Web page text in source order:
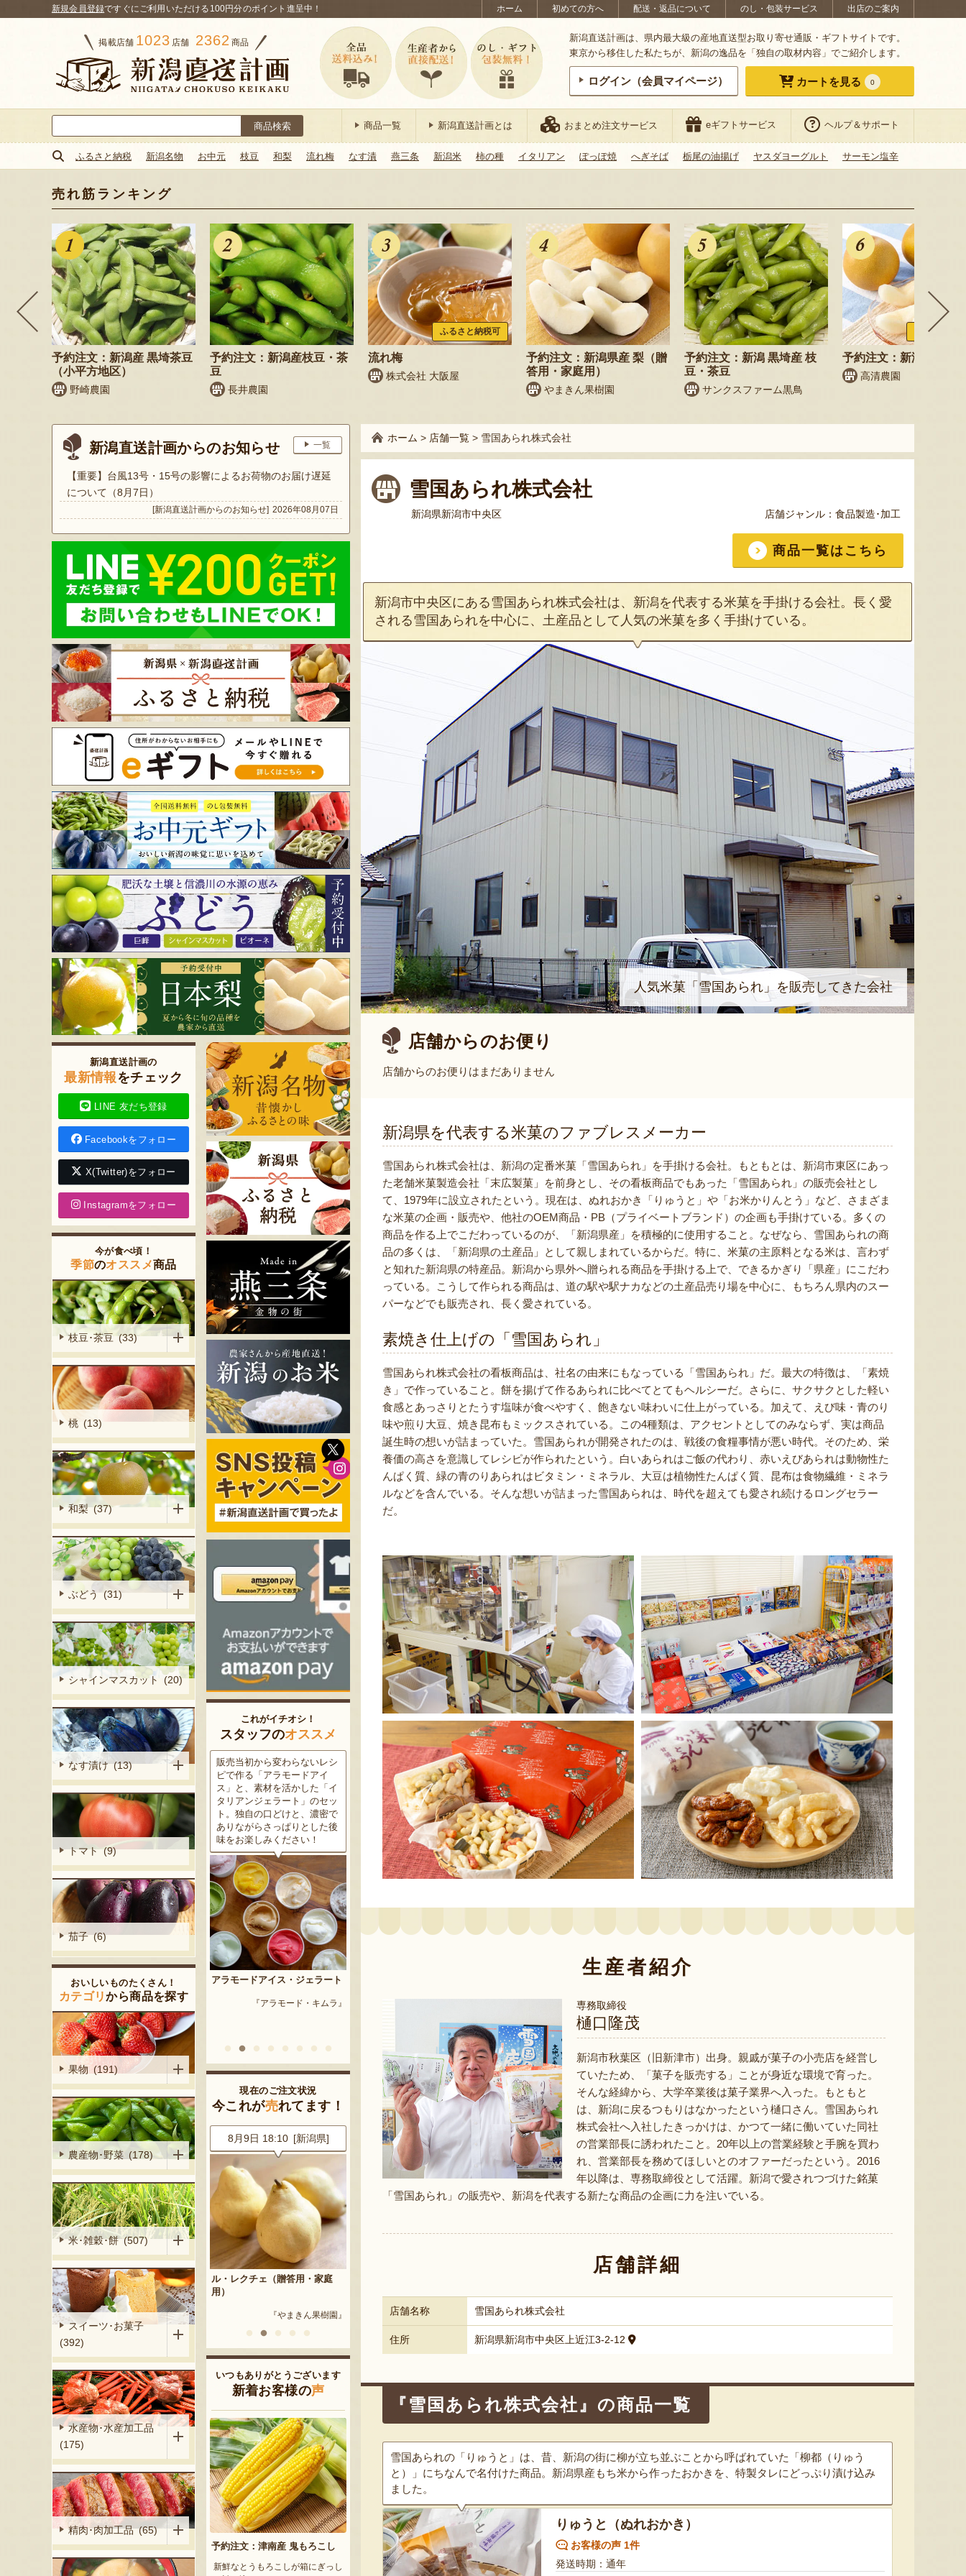
ホーム 初めての方へ 配送・返品について のし・包装サービス 出店のご案内
新規会員登録ですぐにご利用いただける100円分のポイント進呈中！
掲載店舗 1023 店舗 2362 商品
新潟直送計画は、県内最大級の産地直送型お取り寄せ通販・ギフトサイトです。
東京から移住した私たちが、新潟の逸品を「独自の取材内容」でご紹介します。
ログイン（会員マイページ） カートを見る 0
索:
商品一覧 新潟直送計画とは おまとめ注文サービス eギフトサービス ヘルプ＆サポート
ふるさと納税 新潟名物 お中元 枝豆 和梨 流れ梅 なす漬 燕三条 新潟米 柿の種 イタリアン ぽっぽ焼 へぎそば 栃尾の油揚げ ヤスダヨーグルト サーモン塩辛
売れ筋ランキング
予約注文：新潟産 黒埼茶豆
（小平方地区）
野崎農園
予約注文：新潟産枝豆・茶
豆
長井農園
ふるさと納税可
流れ梅
株式会社 大阪屋
予約注文：新潟県産 梨（贈
答用・家庭用）
やまきん果樹園
予約注文：新潟 黒埼産 枝
豆・茶豆
サンクスファーム黒鳥
ふるさと納
予約注文：新潟県産 梨
高清農園
新潟直送計画からのお知らせ 一覧
【重要】台風13号・15号の影響によるお荷物のお届け遅延
について（8月7日）
[新潟直送計画からのお知らせ] 2026年08月07日
ホーム > 店舗一覧 > 雪国あられ株式会社
雪国あられ株式会社
新潟県新潟市中央区 店舗ジャンル： 食品製造･加工
商品一覧はこちら
新潟市中央区にある雪国あられ株式会社は、新潟を代表する米菓を手掛ける会社。長く愛
される雪国あられを中心に、土産品として人気の米菓を多く手掛けている。
人気米菓「雪国あられ」を販売してきた会社
店舗からのお便り
店舗からのお便りはまだありません
新潟県を代表する米菓のファブレスメーカー
雪国あられ株式会社は、新潟の定番米菓「雪国あられ」を手掛ける会社。もともとは、新潟市東区にあっ
た老舗米菓製造会社「末広製菓」を前身とし、その看板商品でもあった「雪国あられ」の販売会社とし
て、1979年に設立されたという。現在は、ぬれおかき「りゅうと」や「お米かりんとう」など、さまざま
な米菓の企画・販売や、他社のOEM商品・PB（プライベートブランド）の企画も手掛けている。多くの
商品を作る上でこだわっているのが、「新潟県産」を積極的に使用すること。なぜなら、雪国あられの商
品の多くは、「新潟県の土産品」として親しまれているからだ。特に、米菓の主原料となる米は、言わず
と知れた新潟県の特産品。新潟から県外へ贈られる商品を手掛ける上で、できるかぎり「県産」にこだわ
っている。こうして作られる商品は、道の駅や駅ナカなどの土産品売り場を中心に、もちろん県内のスー
パーなどでも販売され、長く愛されている。
素焼き仕上げの「雪国あられ」
雪国あられ株式会社の看板商品は、社名の由来にもなっている「雪国あられ」だ。最大の特徴は、「素焼
き」で作っていること。餅を揚げて作るあられに比べてとてもヘルシーだ。さらに、サクサクとした軽い
食感とあっさりとたうす塩味が食べやすく、飽きない味わいに仕上がっている。加えて、えび味・青のり
味や煎り大豆、焼き昆布もミックスされている。この4種類は、アクセントとしてのみならず、実は商品
誕生時の想いが詰まっていた。雪国あられが開発されたのは、戦後の食糧事情が悪い時代。そのため、栄
養価の高さを意識してレシピが作られたという。白いあられはご飯の代わり、赤いえびあられは動物性た
んぱく質、緑の青のりあられはビタミン・ミネラル、大豆は植物性たんぱく質、昆布は食物繊維・ミネラ
ルなどを含んでいる。そんな想いが詰まった雪国あられは、時代を超えても愛され続けるロングセラー
だ。
生産者紹介
専務取締役
樋口隆茂
新潟市秋葉区（旧新津市）出身。親戚が菓子の小売店を経営し
ていたため、「菓子を販売する」ことが身近な環境で育った。
そんな経緯から、大学卒業後は菓子業界へ入った。もともと
は、新潟に戻るつもりはなかったという樋口さん。雪国あられ
株式会社へ入社したきっかけは、かつて一緒に働いていた同社
の営業部長に誘われたこと。20年以上の営業経験と手腕を買わ
れ、営業部長を務めてほしいとのオファーだったという。2016
年以降は、専務取締役として活躍。新潟で愛されつづけた銘菓
「雪国あられ」の販売や、新潟を代表する新たな商品の企画に力を注いでいる。
店舗詳細
店舗名称 雪国あられ株式会社
住所 新潟県新潟市中央区上近江3-2-12
『雪国あられ株式会社』の商品一覧
雪国あられの「りゅうと」は、昔、新潟の街に柳が立ち並ぶことから呼ばれていた「柳都（りゅう
と）」にちなんで名付けた商品。新潟県産もち米から作ったおかきを、特製タレにどっぷり漬け込み
ました。
りゅうと（ぬれおかき）
お客様の声 1件
発送時期：通年
新潟直送計画の
最新情報をチェック
LINE 友だち登録
Facebookをフォロー
X(Twitter)をフォロー
Instagramをフォロー
今が食べ頃！
季節のオススメ商品
枝豆･茶豆 (33)
桃 (13)
和梨 (37)
ぶどう (31)
シャインマスカット (20)
なす漬け (13)
トマト (9)
茄子 (6)
おいしいものたくさん！
カテゴリから商品を探す
果物 (191)
農産物･野菜 (178)
米･雑穀･餅 (507)
スイーツ･お菓子
(392)
水産物･水産加工品
(175)
精肉･肉加工品 (65)
これがイチオシ！
スタッフのオススメ
販売当初から変わらないレシ
ピで作る「アラモードアイ
ス」と、素材を活かした「イ
タリアンジェラート」のセッ
ト。独自の口どけと、濃密で
ありながらさっぱりとした後
味をお楽しみください！
アラモードアイス・ジェラート
『アラモード・キムラ』
この道50年の大ベテラン農家
が育てた美味しい新潟枝豆・
茶豆！手塩にかけて育てた枝
豆の甘味と深い香り、コクの
ある旨味を是非一度お試し下
さい。お中元にもオススメ！
予約注文：新潟産 枝豆・茶豆
新潟の夏と言えば大阪屋の流
れ梅！国産の梅果汁とくずき
り風のゼリーの相性が抜群。
爽やかな甘みとツルッとした
食感は一度食べたらクセにな
るはず！お中元にも喜ばれる
こと間違い無し！
魚沼市だけで作られている
「深雪なす」を使ったなす漬
け。しっかりとした塩味が好
評で、地元の直売所で大人気
の商品です。夏はもちろん、
甘みがのった秋なすは特に絶
品。新米との相性も抜群で
す！
のなす漬け 深雪なす
『農房 丸蔦食品』
太田農園が手塩にかけて育て
たアールスメロン！イギリス
生まれの原種メロンの血をひ
く、「メロンの王様」とも呼
ばれる高級メロンを農園より
直送！お盆などの贈答用にも
おすすめです。
予約注文：新潟産 アールスメロ
新潟市江南区で育てられた和
梨。有機質肥料と、すべての
実に袋をかける丁寧な手仕事
によって、濃厚な甘みと美し
い姿を持つ梨が生み出されま
す。「愛甘水」や「王秋」な
ど、旬の品種をお届けしま
す。
現在のご注文状況
今これが売れてます！
きん果樹園』
8月9日 18:10 [新潟県]
ル・レクチェ（贈答用・家庭
用）
『やまきん果樹園』
8月9日 17:55 [千葉県]
新潟産 黒埼茶豆（小平方地区）
8月9日 17:55 [新潟県] 8月9日 17:50 [新潟県] 8月9日 18:14 [新潟県] 8月9日 18:10 [新潟県]
いつもありがとうございます
新着お客様の声
予約注文：津南産 鬼もろこし
新鮮なとうもろこしが箱にぎっし